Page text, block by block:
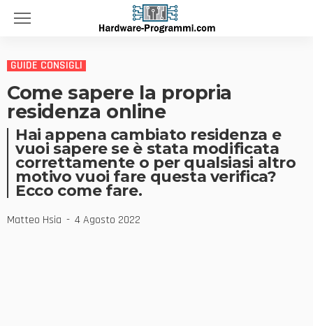
GUIDE CONSIGLI
Come sapere la propria
residenza online
Hai appena cambiato residenza e
vuoi sapere se è stata modificata
correttamente o per qualsiasi altro
motivo vuoi fare questa verifica?
Ecco come fare.
Matteo Hsia 4 Agosto 2022